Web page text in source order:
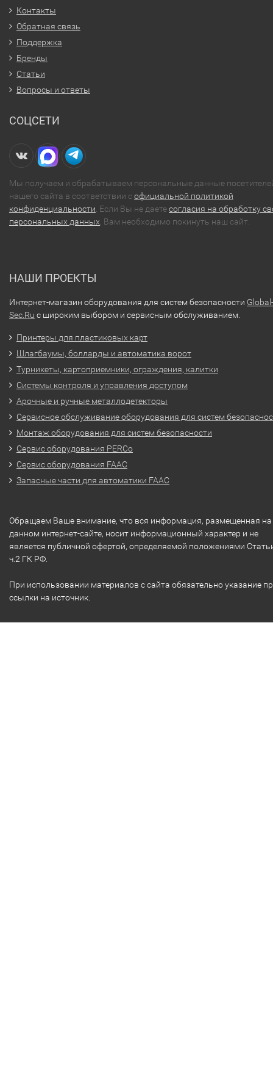
Контакты
Обратная связь
Поддержка
Бренды
Статьи
Вопросы и ответы
СОЦСЕТИ
Мы получаем и обрабатываем персональные данные
нашего сайта в соответствии софициальной политикой
конфиденциальности . Если Вы не даетесогласия на обработку
персональных данных , Вам необходимо покинуть наш сайт.
НАШИ ПРОЕКТЫ
Интернет-магазин оборудования для систем безопасности Global-
Sec.Ru с широким выбором и сервисным обслуживанием.
Принтеры для пластиковых карт
Шлагбаумы, болларды и автоматика ворот
Турникеты, картоприемники, ограждения, калитки
Системы контроля и управления доступом
Арочные и ручные металлодетекторы
Сервисное обслуживание оборудования для систем
Монтаж оборудования для систем безопасности
Сервис оборудования PERCo
Сервис оборудования FAAC
Запасные части для автоматики FAAC
Обращаем Ваше внимание, что вся информация, размещенная на
данном интернет-сайте, носит информационный характер и не
является публичной офертой, определяемой положениями
ч.2 ГК РФ.
При использовании материалов с сайта обязательно указание
ссылки на источник.